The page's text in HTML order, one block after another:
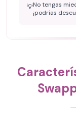
💡No tengas
¡podrías